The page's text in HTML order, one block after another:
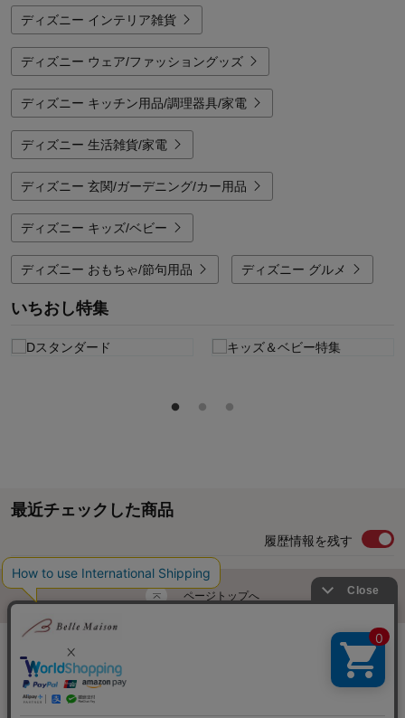
ディズニー インテリア雑貨
ディズニー ウェア/ファッショングッズ
ディズニー キッチン用品/調理器具/家電
ディズニー 生活雑貨/家電
ディズニー 玄関/ガーデニング/カー用品
ディズニー キッズ/ベビー
ディズニー おもちゃ/節句用品 ディズニー グルメ
いちおし特集
最近チェックした商品
履歴情報を残す
ページトップへ
ご利用ガイド・お知らせ
サイトマップ